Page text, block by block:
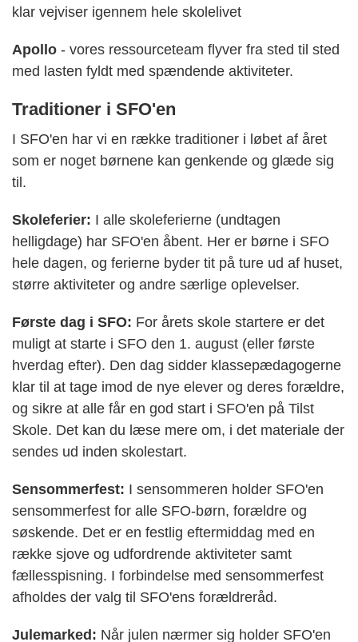
klar vejviser igennem hele skolelivet
Apollo - vores ressourceteam flyver fra sted til sted
med lasten fyldt med spændende aktiviteter.
Traditioner i SFO'en
I SFO'en har vi en række traditioner i løbet af året
som er noget børnene kan genkende og glæde sig
til.
Skoleferier: I alle skoleferierne (undtagen
helligdage) har SFO'en åbent. Her er børne i SFO
hele dagen, og ferierne byder tit på ture ud af huset,
større aktiviteter og andre særlige oplevelser.
Første dag i SFO: For årets skole startere er det
muligt at starte i SFO den 1. august (eller første
hverdag efter). Den dag sidder klassepædagogerne
klar til at tage imod de nye elever og deres forældre,
og sikre at alle får en god start i SFO'en på Tilst
Skole. Det kan du læse mere om, i det materiale der
sendes ud inden skolestart.
Sensommerfest: I sensommeren holder SFO'en
sensommerfest for alle SFO-børn, forældre og
søskende. Det er en festlig eftermiddag med en
række sjove og udfordrende aktiviteter samt
fællesspisning. I forbindelse med sensommerfest
afholdes der valg til SFO'ens forældreråd.
Julemarked: Når julen nærmer sig holder SFO'en